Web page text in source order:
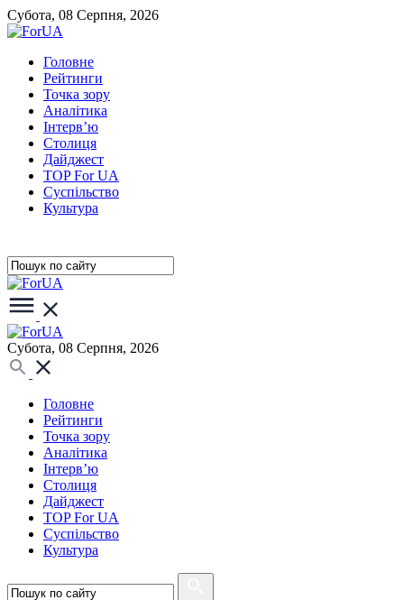
Субота, 08 Серпня, 2026
Головне
Рейтинги
Точка зору
Аналітика
Інтерв’ю
Столиця
Дайджест
TOP For UA
Суспiльство
Культура
Субота, 08 Серпня, 2026
Головне
Рейтинги
Точка зору
Аналітика
Інтерв’ю
Столиця
Дайджест
TOP For UA
Суспiльство
Культура